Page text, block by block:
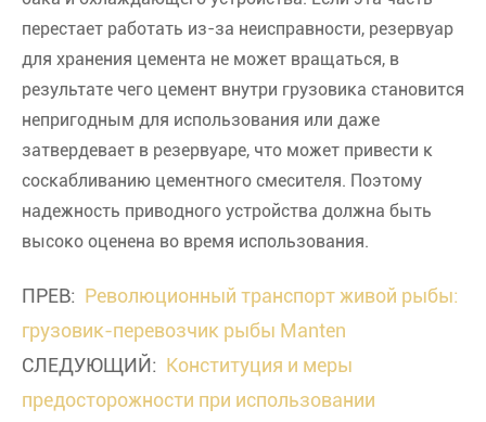
перестает работать из-за неисправности, резервуар
для хранения цемента не может вращаться, в
результате чего цемент внутри грузовика становится
непригодным для использования или даже
затвердевает в резервуаре, что может привести к
соскабливанию цементного смесителя. Поэтому
надежность приводного устройства должна быть
высоко оценена во время использования.
ПРЕВ: Революционный транспорт живой рыбы:
грузовик-перевозчик рыбы Manten
СЛЕДУЮЩИЙ: Конституция и меры
предосторожности при использовании